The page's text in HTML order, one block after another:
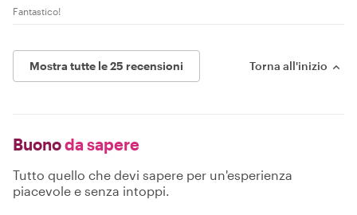
Fantastico!
Mostra tutte le 25 recensioni Torna all'inizio
Buonoda sapere
Tutto quello che devi sapere per un'esperienza
piacevole e senza intoppi.